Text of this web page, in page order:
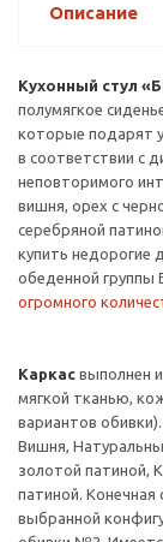
Описание
Кухонный стул
полумягкое
которые подарят
в соответствии с
неповторимого
вишня, орех с
серебряной
купить недорогие
обеденной группы
огромного
Каркас выполнен
мягкой тканью,
вариантов
Вишня,
золотой патиной,
патиной.
выбранной